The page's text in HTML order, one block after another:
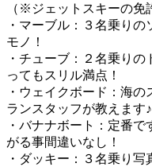
（※ジェットスキーの免
・マーブル：３名乗り
モノ！
・チューブ：２名乗り
ってもスリル満点！
・ウェイクボード：海
ランスタッフが教えます♪
・バナナボート：定番
がる事間違いなし！
・ダッキー：３名乗り写